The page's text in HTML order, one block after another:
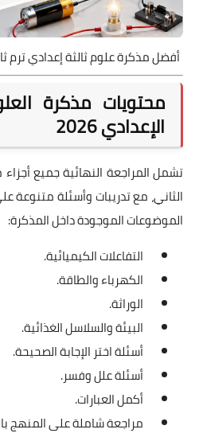
أفضل مذكرة علوم ثالثة إعدادي ترم ثاني 2026 بالإجابات
محتويات مذكرة
الإعدادي 2026
تشمل المراجعة النهائية جميع
الثاني، مع تدريبات وأسئلة متنوعة
الموضوعات الموجودة داخل المذكرة:
التفاعلات الكيميائية.
الكهرباء والطاقة.
الوراثة.
البيئة والسلاسل الغذائية.
أسئلة اختر الإجابة الصحيحة.
أسئلة علل وفسر.
أكمل العبارات.
مراجعة شاملة على المنهج